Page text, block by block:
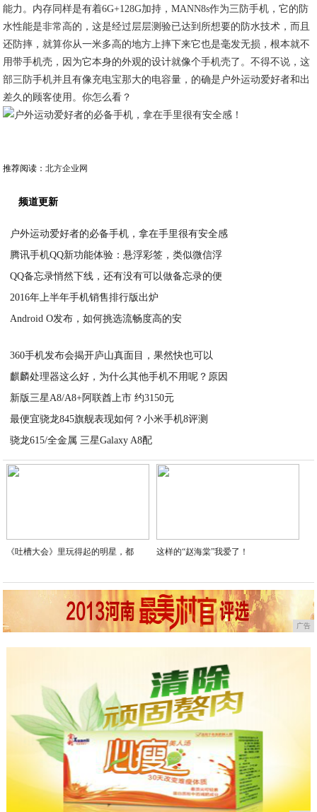
能力。内存同样是有着6G+128G加持，MANN8s作为三防手机，它的防
水性能是非常高的，这是经过层层测验已达到所想要的防水技术，而且
还防摔，就算你从一米多高的地方上摔下来它也是毫发无损，根本就不
用带手机壳，因为它本身的外观的设计就像个手机壳了。不得不说，这
部三防手机并且有像充电宝那大的电容量，的确是户外运动爱好者和出
差久的顾客使用。你怎么看？
推荐阅读：北方企业网
频道更新
户外运动爱好者的必备手机，拿在手里很有安全感
腾讯手机QQ新功能体验：悬浮彩签，类似微信浮
QQ备忘录悄然下线，还有没有可以做备忘录的便
2016年上半年手机销售排行版出炉
Android O发布，如何挑选流畅度高的安
360手机发布会揭开庐山真面目，果然快也可以
麒麟处理器这么好，为什么其他手机不用呢？原因
新版三星A8/A8+阿联酋上市 约3150元
最便宜骁龙845旗舰表现如何？小米手机8评测
骁龙615/全金属 三星Galaxy A8配
2020-07-03
《吐槽大会》里玩得起的明星，都 这样的“赵海棠”我爱了！
广告